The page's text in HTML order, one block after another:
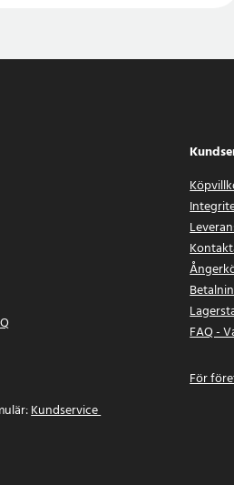
Kundservice
FAQ -
För